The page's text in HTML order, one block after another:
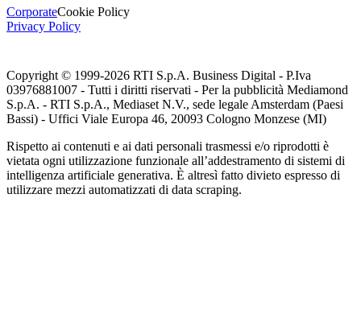
CorporateCookie Policy
Privacy Policy
Copyright © 1999-2026 RTI S.p.A. Business Digital - P.Iva
03976881007 - Tutti i diritti riservati - Per la pubblicità Mediamond
S.p.A. - RTI S.p.A., Mediaset N.V., sede legale Amsterdam (Paesi
Bassi) - Uffici Viale Europa 46, 20093 Cologno Monzese (MI)
Rispetto ai contenuti e ai dati personali trasmessi e/o riprodotti è
vietata ogni utilizzazione funzionale all’addestramento di sistemi di
intelligenza artificiale generativa. È altresì fatto divieto espresso di
utilizzare mezzi automatizzati di data scraping.